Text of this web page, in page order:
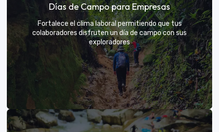
Un respiro campestre diseñado para el descanso y la
diversión de todos
VER MÁS
Días de Campo para Empresas
Fortalece el clima laboral permitiendo que tus
colaboradores disfruten un día de campo con sus
exploradores